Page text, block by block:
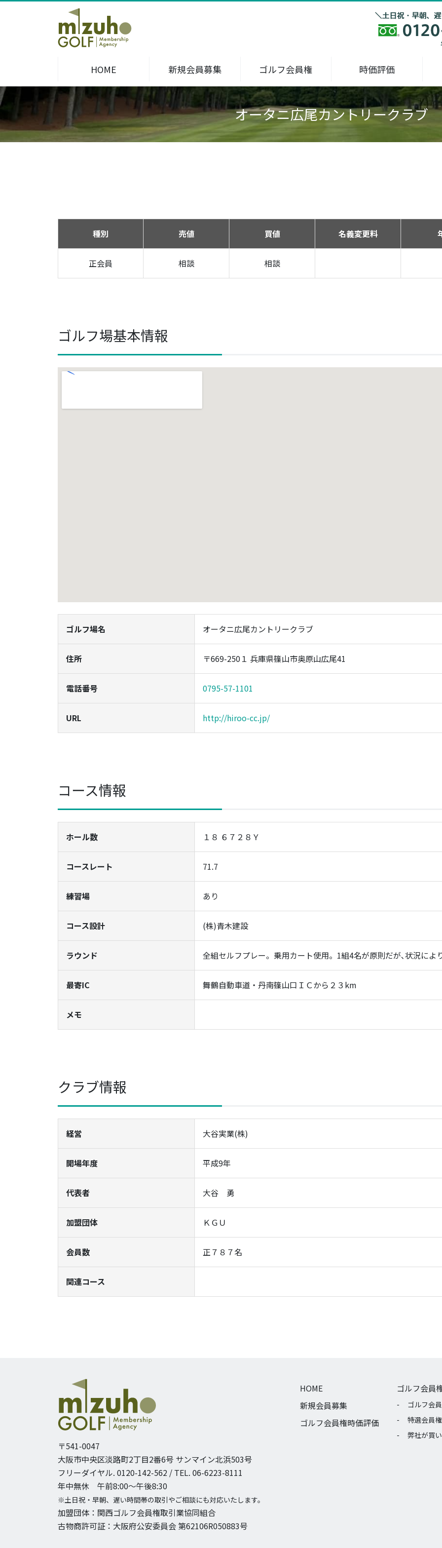
HOME 新規会員募集 ゴルフ会員権 時価評価
オータニ広尾カントリークラブ
種別 売値 買値 名義変更料
正会員 相談 相談
ゴルフ場基本情報
ゴルフ場名 オータニ広尾カントリークラブ
住所 〒669-250１ 兵庫県篠山市奥原山広尾41
電話番号 0795-57-1101
URL http://hiroo-cc.jp/
コース情報
ホール数 １８ ６７２８Ｙ
コースレート 71.7
練習場 あり
コース設計 (株)青木建設
ラウンド 全組セルフプレー。乗用カート使用。1組4名が原則だが､状況によ
最寄IC 舞鶴自動車道・丹南篠山口ＩＣから２３km
メモ
クラブ情報
経営 大谷実業(株)
開場年度 平成9年
代表者 大谷 勇
加盟団体 ＫＧＵ
会員数 正７８７名
関連コース
〒541-0047
大阪市中央区淡路町2丁目2番6号 サンマイン北浜503号
フリーダイヤル. 0120-142-562 / TEL. 06-6223-8111
年中無休 午前8:00〜午後8:30
※土日祝・早朝、遅い時間帯の取引やご相談にも対応いたします。
加盟団体：関西ゴルフ会員権取引業協同組合
古物商許可証：大阪府公安委員会 第62106R050883号
HOME
新規会員募集
ゴルフ会員権時価評価
ゴルフ会員
ゴルフ会
特選会員
弊社が買